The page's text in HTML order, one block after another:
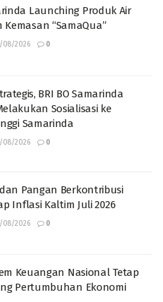
Launching Produk Air
“SamaQua”
08/2026 0
BRI BO Samarinda
Sosialisasi ke
Samarinda
08/2026 0
Pangan Berkontribusi
Inflasi Kaltim Juli 2026
08/2026 0
Keuangan Nasional Tetap
Pertumbuhan Ekonomi